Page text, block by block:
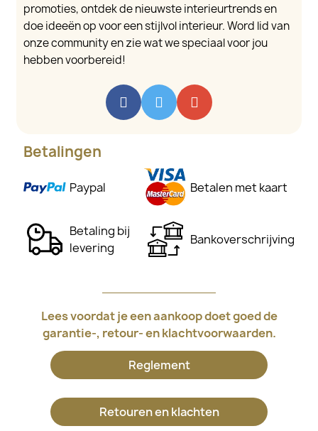
promoties, ontdek de nieuwste interieurtrends en
doe ideeën op voor een stijlvol interieur. Word lid van
onze community en zie wat we speciaal voor jou
hebben voorbereid!
Betalingen
Paypal Betalen met kaart
Betaling bij
levering
Bankoverschrijving
Lees voordat je een aankoop doet goed de
garantie-, retour- en klachtvoorwaarden.
Reglement
Retouren en klachten